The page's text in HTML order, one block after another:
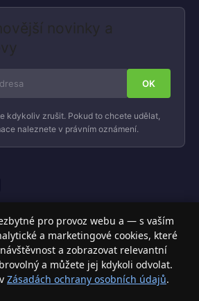
novinky a
kdykoliv zrušit. Pokud to chcete udělat,
naleznete v právním oznámení.
s Apple produkty, příslušenstvím a
bezpečně a s jistotou.
pro provoz webu a — s vaším
a marketingové cookies, které
a zobrazovat relevantní
a můžete jej kdykoli odvolat.
Zásadách ochrany osobních údajů.